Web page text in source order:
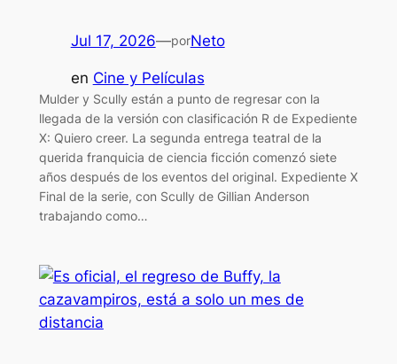
Jul 17, 2026—porNeto
en Cine y Películas
Mulder y Scully están a punto de regresar con la
llegada de la versión con clasificación R de Expediente
X: Quiero creer. La segunda entrega teatral de la
querida franquicia de ciencia ficción comenzó siete
años después de los eventos del original. Expediente X
Final de la serie, con Scully de Gillian Anderson
trabajando como…